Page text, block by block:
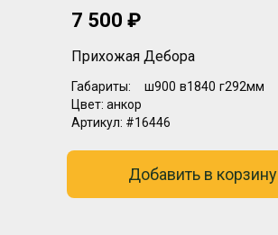
7 500 ₽
Прихожая Дебора
Габариты: ш900 в1840 г292мм
Цвет: анкор
Артикул: #16446
Добавить в корзину